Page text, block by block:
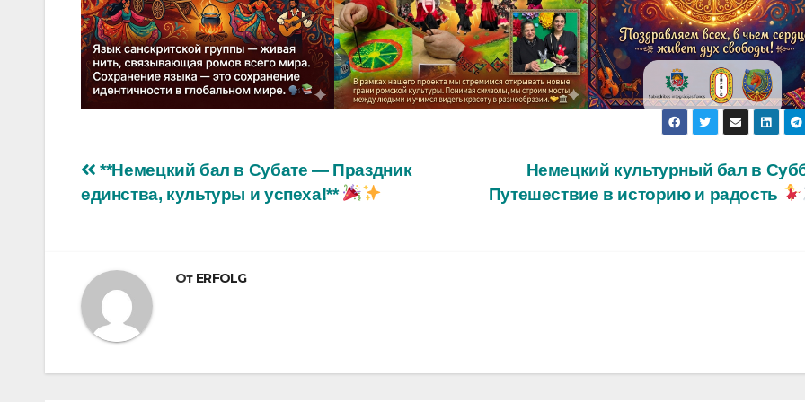
Навигация
по
Немецкий культурный бал в
Путешествие в историю и радость
**Немецкий бал в Субате — Праздник
единства, культуры и успеха!**
От ERFOLG